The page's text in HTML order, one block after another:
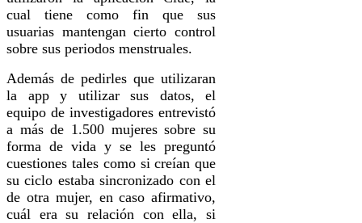
cual tiene como fin que sus
usuarias mantengan cierto control
sobre sus periodos menstruales.
Además de pedirles que utilizaran
la app y utilizar sus datos, el
equipo de investigadores entrevistó
a más de 1.500 mujeres sobre su
forma de vida y se les preguntó
cuestiones tales como si creían que
su ciclo estaba sincronizado con el
de otra mujer, en caso afirmativo,
cuál era su relación con ella, si